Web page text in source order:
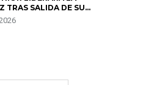
TRAS SALIDA DE SU
POLÉMICA CON